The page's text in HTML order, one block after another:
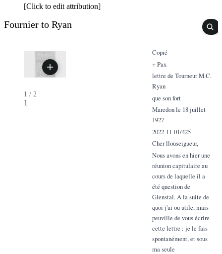
[Click to edit attribution]
Fournier to Ryan
1 / 2
1
Copié
+ Pax
lettre de Tourneur M.C.
Ryan
que son fort
Maredon le 18 juillet
1927
2022-11-01/425
Cher llouseigueur,
Nous avons en hier une
réunion capitulaire au
cours de laquelle il a
été question de
Glenstal. A la suite de
quoi j'ai ou utile, mais
peuville de vous écrire
cette lettre : je le fais
spontanément, et sous
ma seule